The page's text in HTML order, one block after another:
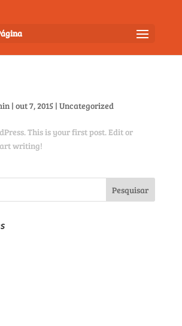
| out 7, 2015| Uncategorized
This is your first post. Edit or
writing!